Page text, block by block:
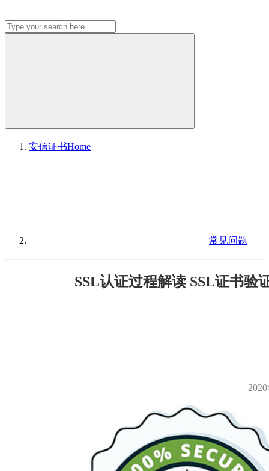
安信证书Home
常见问题
SSL认证过程解读 SSL证书验